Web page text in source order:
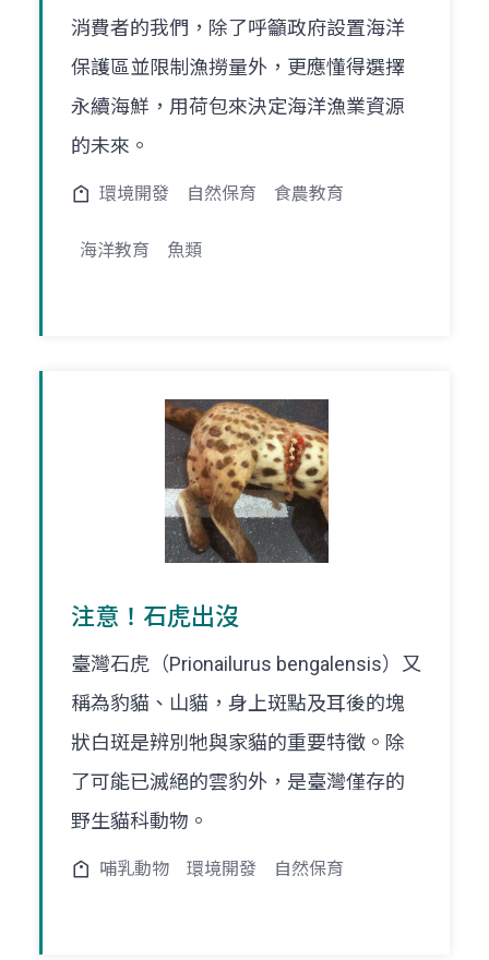
消費者的我們，除了呼籲政府設置海洋
保護區並限制漁撈量外，更應懂得選擇
永續海鮮，用荷包來決定海洋漁業資源
的未來。
環境開發 自然保育 食農教育
海洋教育 魚類
注意！石虎出沒
臺灣石虎（Prionailurus bengalensis）又
稱為豹貓、山貓，身上斑點及耳後的塊
狀白斑是辨別牠與家貓的重要特徵。除
了可能已滅絕的雲豹外，是臺灣僅存的
野生貓科動物。
哺乳動物 環境開發 自然保育